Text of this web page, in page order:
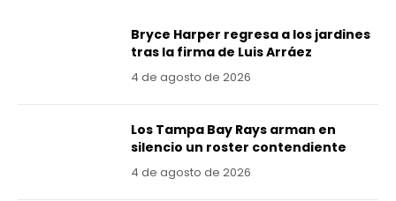
Bryce Harper regresa a los jardines
tras la firma de Luis Arráez
4 de agosto de 2026
Los Tampa Bay Rays arman en
silencio un roster contendiente
4 de agosto de 2026